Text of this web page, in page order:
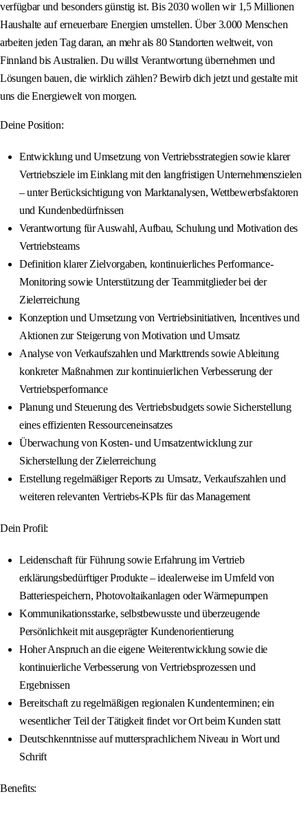
verfügbar und besonders günstig ist. Bis 2030 wollen wir 1,5 Millionen
Haushalte auf erneuerbare Energien umstellen. Über 3.000 Menschen
arbeiten jeden Tag daran, an mehr als 80 Standorten weltweit, von
Finnland bis Australien. Du willst Verantwortung übernehmen und
Lösungen bauen, die wirklich zählen? Bewirb dich jetzt und gestalte mit
uns die Energiewelt von morgen.
Deine Position:
Entwicklung und Umsetzung von Vertriebsstrategien sowie klarer
Vertriebsziele im Einklang mit den langfristigen Unternehmenszielen
– unter Berücksichtigung von Marktanalysen, Wettbewerbsfaktoren
und Kundenbedürfnissen
Verantwortung für Auswahl, Aufbau, Schulung und Motivation des
Vertriebsteams
Definition klarer Zielvorgaben, kontinuierliches Performance-
Monitoring sowie Unterstützung der Teammitglieder bei der
Zielerreichung
Konzeption und Umsetzung von Vertriebsinitiativen, Incentives und
Aktionen zur Steigerung von Motivation und Umsatz
Analyse von Verkaufszahlen und Markttrends sowie Ableitung
konkreter Maßnahmen zur kontinuierlichen Verbesserung der
Vertriebsperformance
Planung und Steuerung des Vertriebsbudgets sowie Sicherstellung
eines effizienten Ressourceneinsatzes
Überwachung von Kosten- und Umsatzentwicklung zur
Sicherstellung der Zielerreichung
Erstellung regelmäßiger Reports zu Umsatz, Verkaufszahlen und
weiteren relevanten Vertriebs-KPIs für das Management
Dein Profil:
Leidenschaft für Führung sowie Erfahrung im Vertrieb
erklärungsbedürftiger Produkte – idealerweise im Umfeld von
Batteriespeichern, Photovoltaikanlagen oder Wärmepumpen
Kommunikationsstarke, selbstbewusste und überzeugende
Persönlichkeit mit ausgeprägter Kundenorientierung
Hoher Anspruch an die eigene Weiterentwicklung sowie die
kontinuierliche Verbesserung von Vertriebsprozessen und
Ergebnissen
Bereitschaft zu regelmäßigen regionalen Kundenterminen; ein
wesentlicher Teil der Tätigkeit findet vor Ort beim Kunden statt
Deutschkenntnisse auf muttersprachlichem Niveau in Wort und
Schrift
Benefits: